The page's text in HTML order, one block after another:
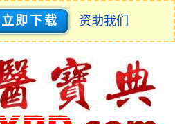
立即下载 资助我们